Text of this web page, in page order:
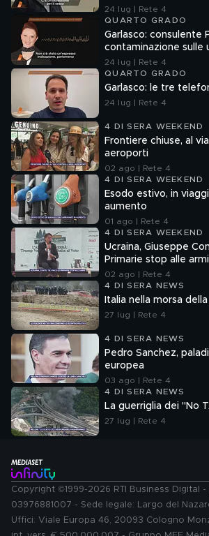
24 lug | Rete 4
QUARTO GRADO
Garlasco: consulente
contaminazione sulle
24 lug | Rete 4
QUARTO GRADO
Garlasco: le tre
24 lug | Rete 4
4 DI SERA WEEKEND
Frontiere chiuse, al
aeroporti
02 ago | Rete 4
4 DI SERA WEEKEND
Esodo estivo, in
aumento
01 ago | Rete 4
4 DI SERA WEEKEND
Ucraina, Giuseppe
Primarie stop alle
02 ago | Rete 4
4 DI SERA NEWS
Italia nella morsa
27 lug | Rete 4
4 DI SERA NEWS
Pedro Sanchez,
europea
03 ago | Rete 4
4 DI SERA NEWS
La guerriglia dei "No
27 lug | Rete 4
Copyright ©1999-2026 RTI Business Digital -
03976881007 - Sede legale: Largo del
Uffici: Viale Europa 46, 20093 Cologno